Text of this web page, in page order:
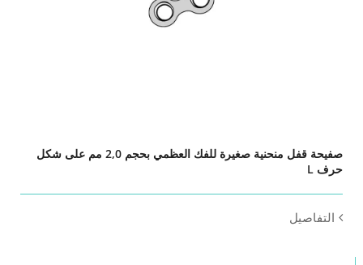
صفيحة قفل منحنية صغيرة للفك العظمي بحجم 2,0 مم على شكل
حرف L
التفاصيل